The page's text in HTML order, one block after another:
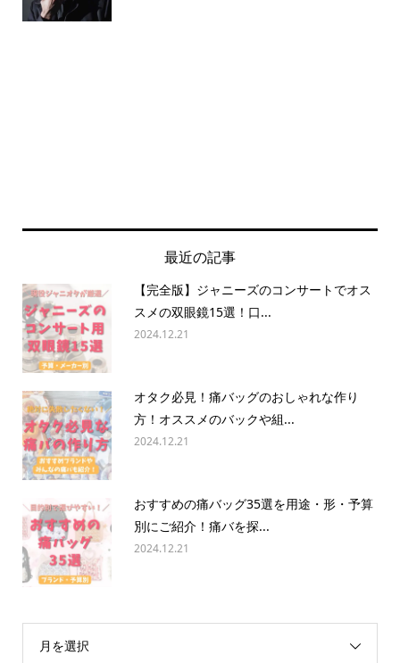
最近の記事
【完全版】ジャニーズのコンサートでオス
スメの双眼鏡15選！口...
2024.12.21
オタク必見！痛バッグのおしゃれな作り
方！オススメのバックや組...
2024.12.21
おすすめの痛バッグ35選を用途・形・予算
別にご紹介！痛バを探...
2024.12.21
月を選択